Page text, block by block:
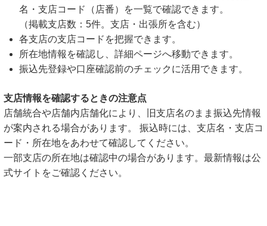
名・支店コード（店番）を一覧で確認できます。
（掲載支店数：5件。支店・出張所を含む）
各支店の支店コードを把握できます。
所在地情報を確認し、詳細ページへ移動できます。
振込先登録や口座確認前のチェックに活用できます。
支店情報を確認するときの注意点
店舗統合や店舗内店舗化により、旧支店名のまま振込先情報
が案内される場合があります。 振込時には、支店名・支店コ
ード・所在地をあわせて確認してください。
一部支店の所在地は確認中の場合があります。最新情報は公
式サイトをご確認ください。